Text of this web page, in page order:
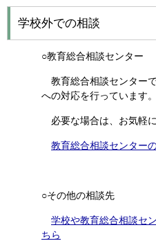
学校外での相談
○教育総合相談センター
教育総合相談センター
への対応を行っています。
必要な場合は、お気軽
教育総合相談センター
○その他の相談先
学校や教育総合相談セ
ちら